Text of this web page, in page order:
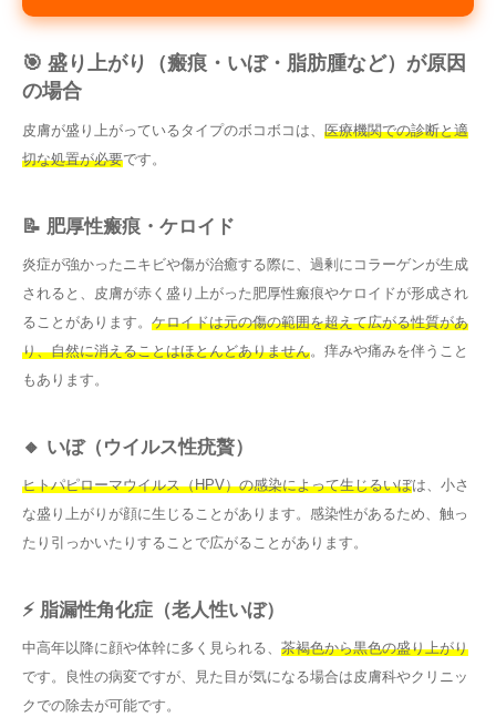
🎯 盛り上がり（瘢痕・いぼ・脂肪腫など）が原因
の場合
皮膚が盛り上がっているタイプのボコボコは、 医療機関での診断と適
切な処置が必要です。
📝 肥厚性瘢痕・ケロイド
炎症が強かったニキビや傷が治癒する際に、過剰にコラーゲンが生成
されると、皮膚が赤く盛り上がった肥厚性瘢痕やケロイドが形成され
ることがあります。 ケロイドは元の傷の範囲を超えて広がる性質があ
り、自然に消えることはほとんどありません。痒みや痛みを伴うこと
もあります。
🔸 いぼ（ウイルス性疣贅）
ヒトパピローマウイルス（HPV）の感染によって生じるいぼは、小さ
な盛り上がりが顔に生じることがあります。感染性があるため、触っ
たり引っかいたりすることで広がることがあります。
⚡ 脂漏性角化症（老人性いぼ）
中高年以降に顔や体幹に多く見られる、 茶褐色から黒色の盛り上がり
です。良性の病変ですが、見た目が気になる場合は皮膚科やクリニッ
クでの除去が可能です。